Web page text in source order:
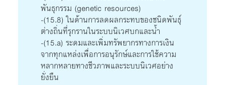
พันธุกรรม (genetic resources)
-(15.8) ในด้านการลดผลกระทบของชนิดพันธุ์
ต่างถิ่นที่รุกรานในระบบนิเวศบกและน้ำ
-(15.a) ระดมและเพิ่มทรัพยากรทางการเงิน
จากทุกแหล่งเพื่อการอนุรักษ์และการใช้ความ
หลากหลายทางชีวภาพและระบบนิเวศอย่าง
ยั่งยืน